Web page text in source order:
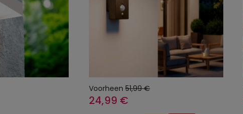
Voorheen 51,99 €
24,99 €